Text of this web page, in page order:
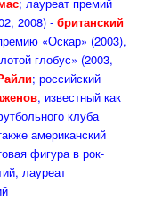
2008) -британский
«Оскар» (2003),
глобус» (2003,
; российский
, известный как
клуба
американский
фигура в рок-
лауреат